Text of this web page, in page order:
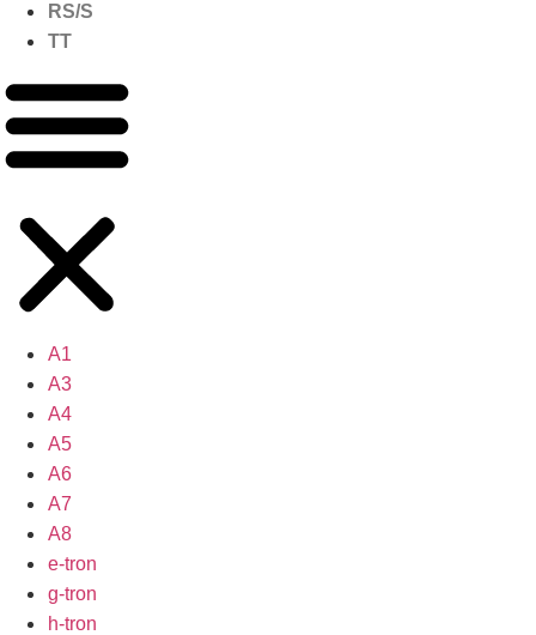
RS/S
TT
A1
A3
A4
A5
A6
A7
A8
e-tron
g-tron
h-tron